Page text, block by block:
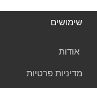
שימושים
אודות
מדיניות פרטיות